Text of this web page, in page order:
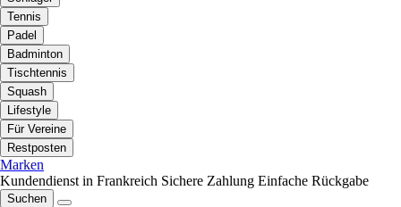
Tennis
Padel
Badminton
Tischtennis
Squash
Lifestyle
Für Vereine
Restposten
Marken
Kundendienst in Frankreich Sichere Zahlung Einfache Rückgabe
Suchen